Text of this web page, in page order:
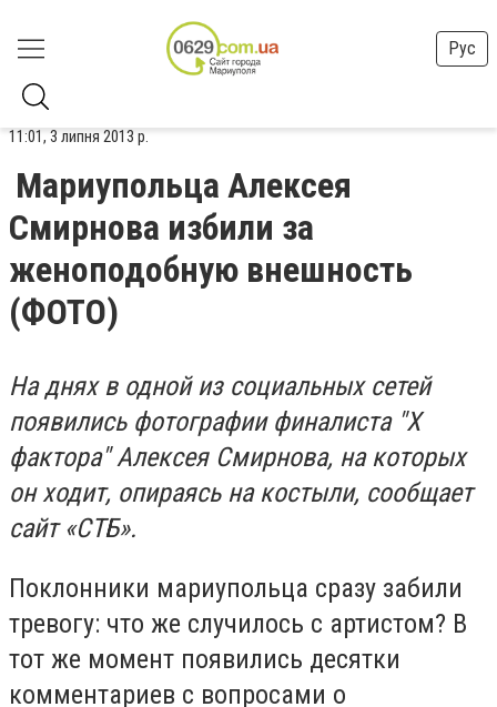
Рус
11:01, 3 липня 2013 р.
Мариупольца Алексея
Смирнова избили за
женоподобную внешность
(ФОТО)
На днях в одной из социальных сетей
появились фотографии финалиста "Х
фактора" Алексея Смирнова, на которых
он ходит, опираясь на костыли, сообщает
сайт «СТБ».
Поклонники мариупольца сразу забили
тревогу: что же случилось с артистом? В
тот же момент появились десятки
комментариев с вопросами о